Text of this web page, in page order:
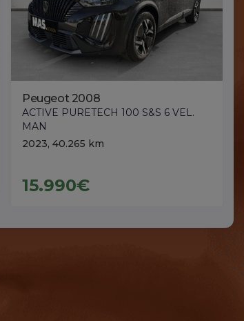
Peugeot 2008
ACTIVE PURETECH 100 S&S 6 VEL.
MAN
2023, 40.265 km
15.990€